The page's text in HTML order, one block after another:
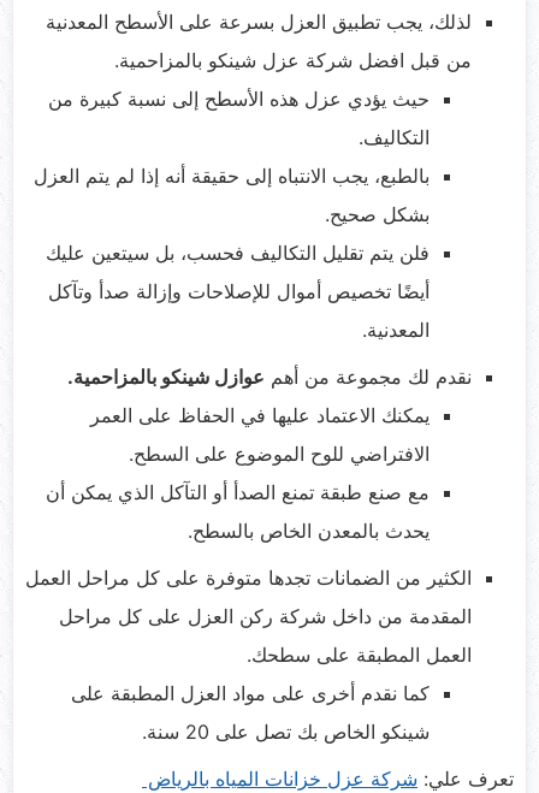
لذلك، يجب تطبيق العزل بسرعة على الأسطح المعدنية
من قبل افضل شركة عزل شينكو بالمزاحمية.
حيث يؤدي عزل هذه الأسطح إلى نسبة كبيرة من
التكاليف.
بالطبع، يجب الانتباه إلى حقيقة أنه إذا لم يتم العزل
بشكل صحيح.
فلن يتم تقليل التكاليف فحسب، بل سيتعين عليك
أيضًا تخصيص أموال للإصلاحات وإزالة صدأ وتآكل
المعدنية.
نقدم لك مجموعة من أهم عوازل شينكو بالمزاحمية.
يمكنك الاعتماد عليها في الحفاظ على العمر
الافتراضي للوح الموضوع على السطح.
مع صنع طبقة تمنع الصدأ أو التآكل الذي يمكن أن
يحدث بالمعدن الخاص بالسطح.
الكثير من الضمانات تجدها متوفرة على كل مراحل العمل
المقدمة من داخل شركة ركن العزل على كل مراحل
العمل المطبقة على سطحك.
كما نقدم أخرى على مواد العزل المطبقة على
شينكو الخاص بك تصل على 20 سنة.
تعرف علي: شركة عزل خزانات المياه بالرياض